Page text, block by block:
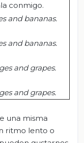
conmigo.
and bananas.
and bananas.
and grapes.
and grapes.
una misma
ritmo lento o